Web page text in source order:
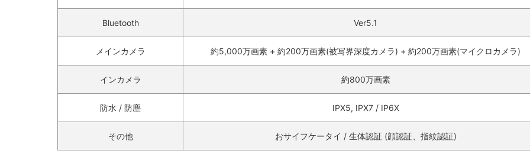
Bluetooth Ver5.1
メインカメラ 約5,000万画素 + 約200万画素(被写界深度カメラ) + 約200万画素(マイクロカメラ)
インカメラ 約800万画素
防水 / 防塵 IPX5, IPX7 / IP6X
その他 おサイフケータイ / 生体認証 (顔認証、指紋認証)